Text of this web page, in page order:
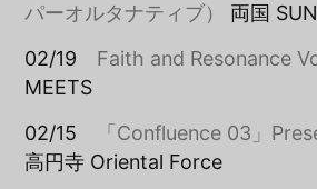
パーオルタナティブ）
両国
02/19 Faith and Resonance
MEETS
02/15
「Confluence 03」
高円寺 Oriental Force